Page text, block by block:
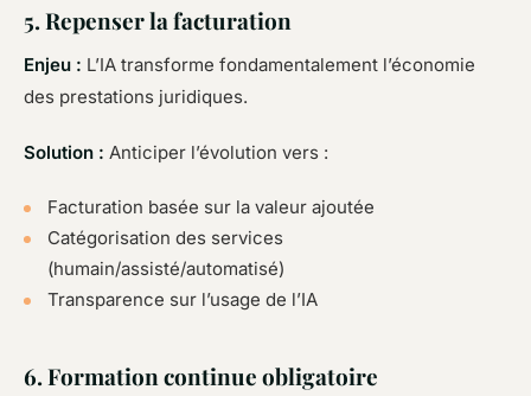
5. Repenser la facturation
Enjeu : L’IA transforme fondamentalement l’économie
des prestations juridiques.
Solution : Anticiper l’évolution vers :
Facturation basée sur la valeur ajoutée
Catégorisation des services
(humain/assisté/automatisé)
Transparence sur l’usage de l’IA
6. Formation continue obligatoire